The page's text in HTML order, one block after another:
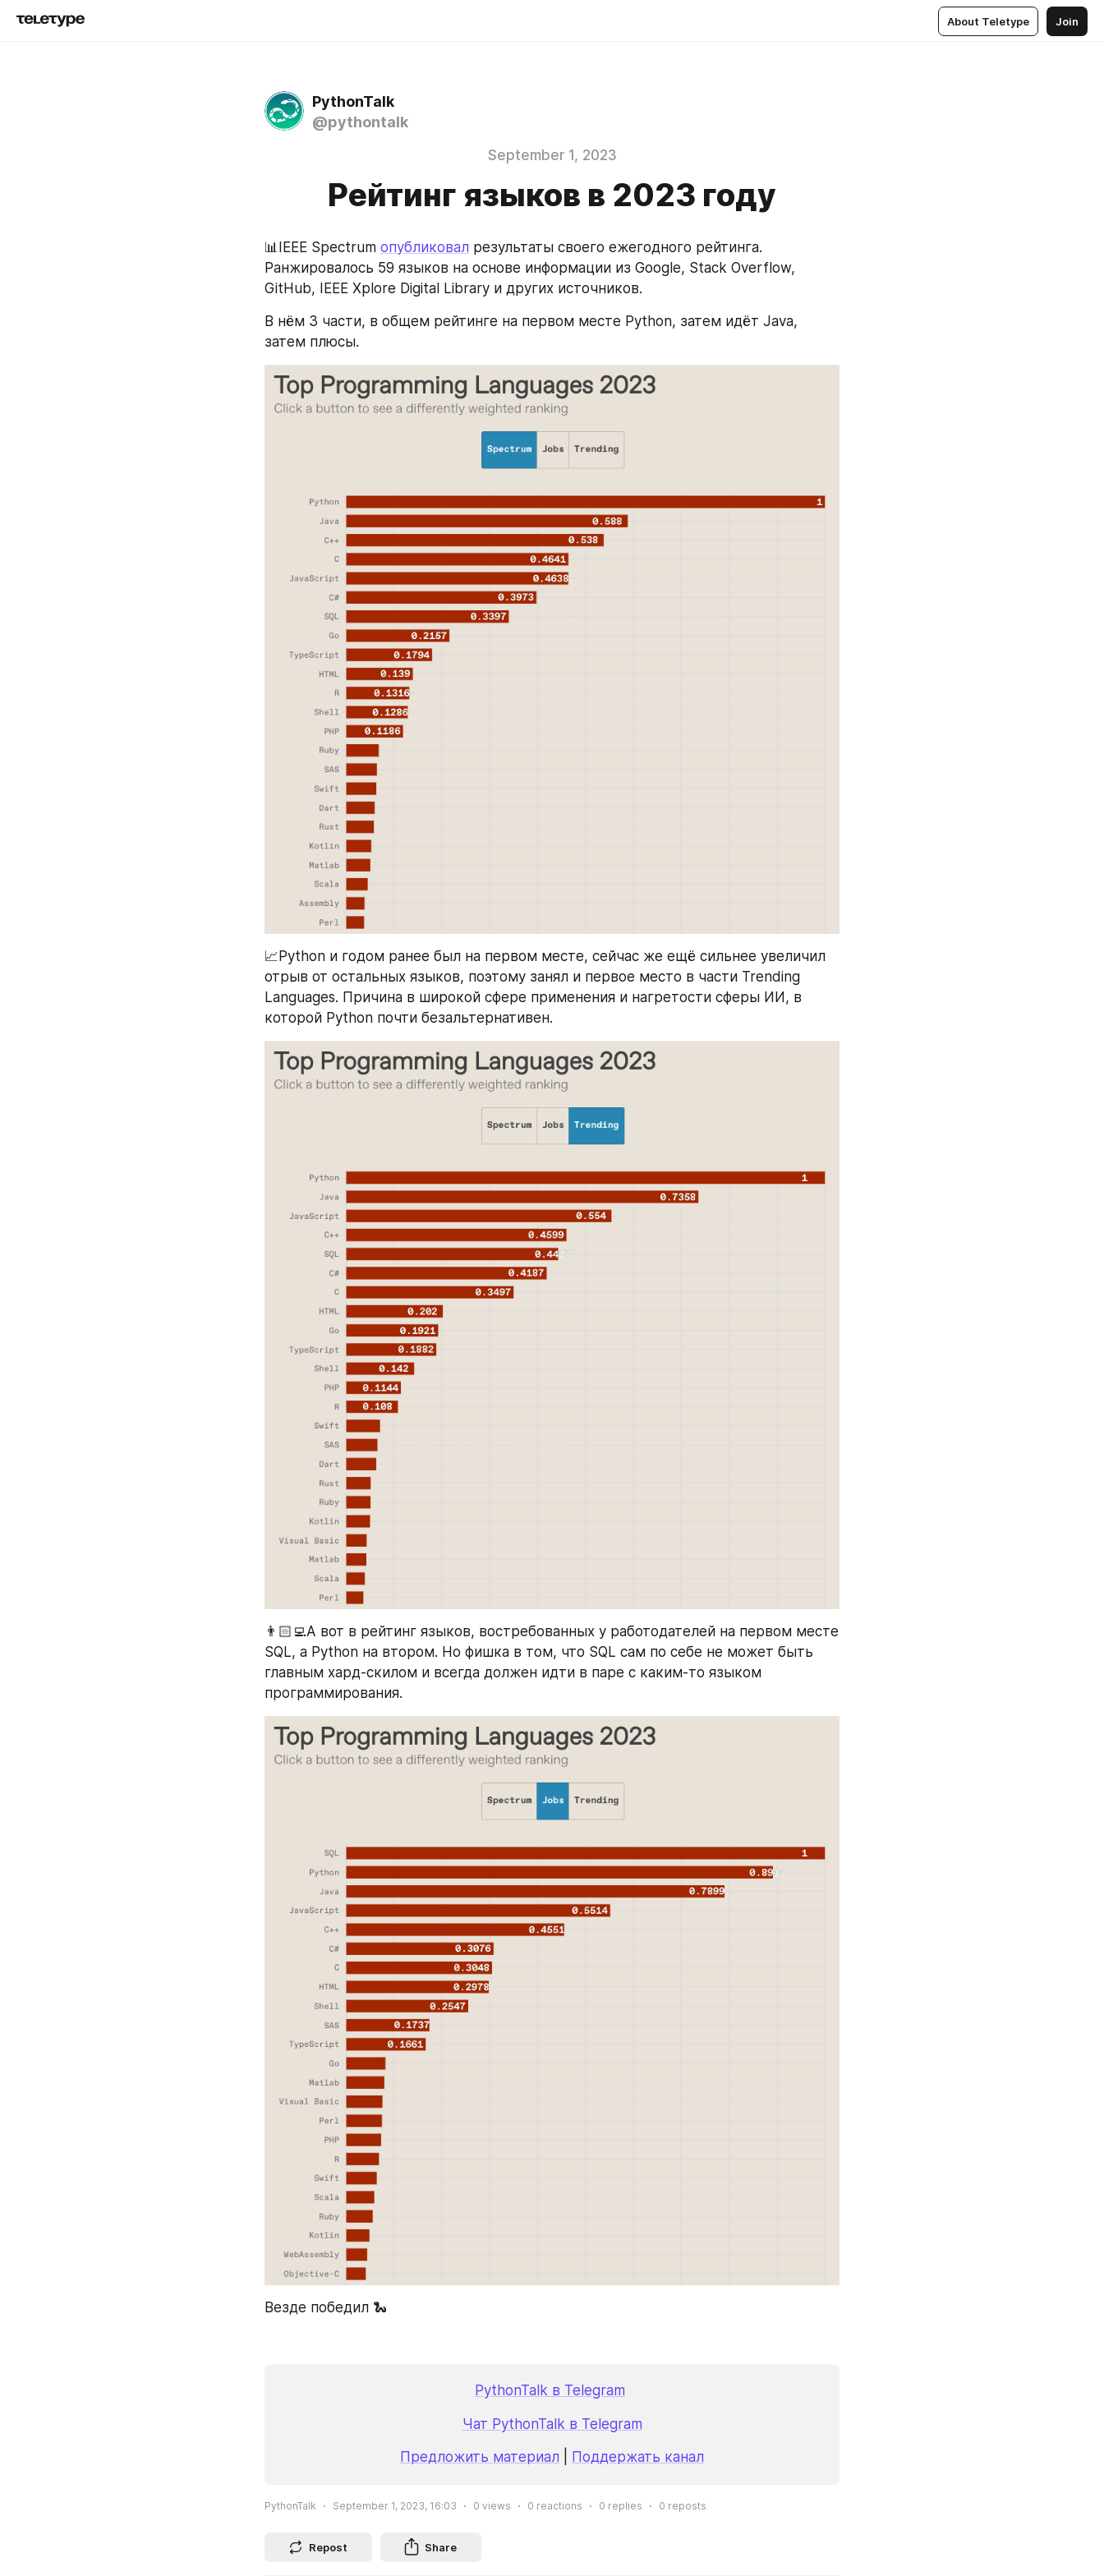
About Teletype Join
PythonTalk
@pythontalk
September 1, 2023
Рейтинг языков в 2023 году
📊IEEE Spectrum опубликовал результаты своего ежегодного рейтинга.
Ранжировалось 59 языков на основе информации из Google, Stack Overflow,
GitHub, IEEE Xplore Digital Library и других источников.
В нём 3 части, в общем рейтинге на первом месте Python, затем идёт Java,
затем плюсы.
📈Python и годом ранее был на первом месте, сейчас же ещё сильнее увеличил
отрыв от остальных языков, поэтому занял и первое место в части Trending
Languages. Причина в широкой сфере применения и нагретости сферы ИИ, в
которой Python почти безальтернативен.
👨🏻‍💻А вот в рейтинг языков, востребованных у работодателей на первом месте
SQL, а Python на втором. Но фишка в том, что SQL сам по себе не может быть
главным хард-скилом и всегда должен идти в паре с каким-то языком
программирования.
Везде победил 🐍
PythonTalk в Telegram
Чат PythonTalk в Telegram
Предложить материал Поддержать канал
PythonTalk September 1, 2023, 16:03 0 views 0 reactions 0 replies 0 reposts
Repost Share